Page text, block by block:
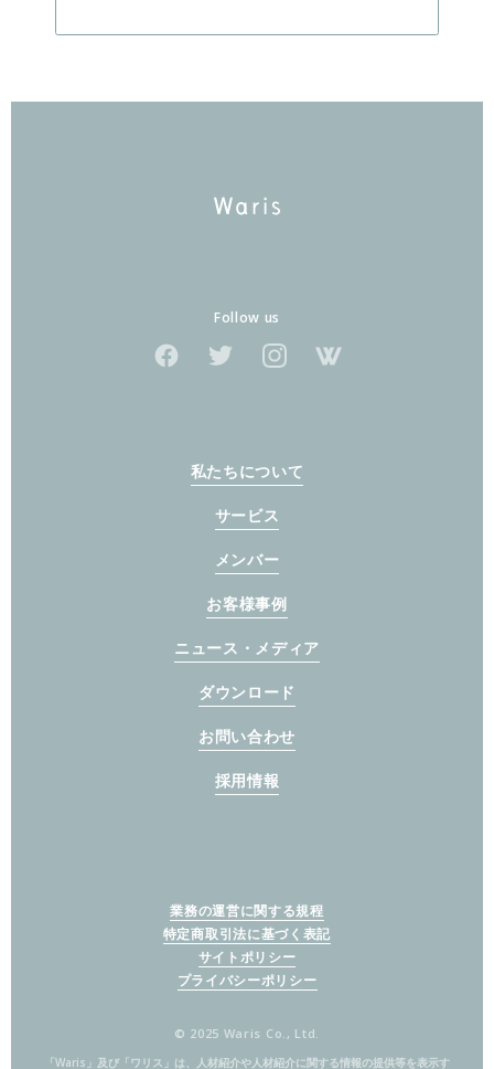
Follow us
私たちについて
サービス
メンバー
お客様事例
ニュース・メディア
ダウンロード
お問い合わせ
採用情報
業務の運営に関する規程
特定商取引法に基づく表記
サイトポリシー
プライバシーポリシー
© 2025 Waris Co., Ltd.
「Waris」及び「ワリス」は、人材紹介や人材紹介に関する情報の提供等を表示す